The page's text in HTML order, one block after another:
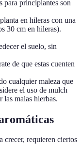
para principiantes son
en hileras con una
30 cm en hileras).
el suelo, sin
de que estas cuenten
cualquier maleza que
el uso de mulch
las malas hierbas.
crecer, requieren ciertos